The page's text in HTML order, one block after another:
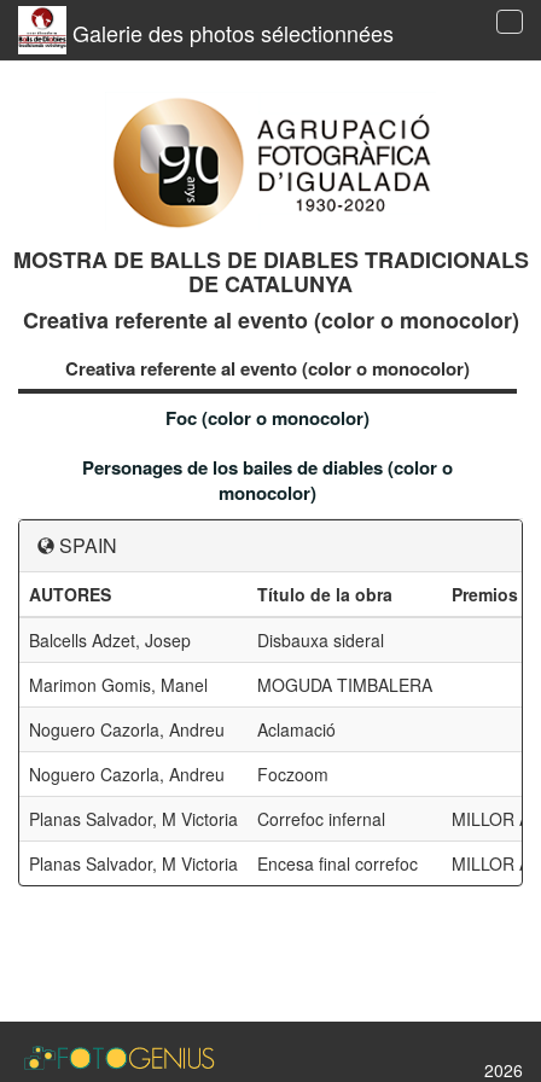
Galerie des photos sélectionnées
MOSTRA DE BALLS DE DIABLES TRADICIONALS
DE CATALUNYA
Creativa referente al evento (color o monocolor)
Creativa referente al evento (color o monocolor)
Foc (color o monocolor)
Personages de los bailes de diables (color o
monocolor)
SPAIN
AUTORES Título de la obra
Premios
Balcells Adzet, Josep
Disbauxa sideral
Marimon Gomis, Manel
MOGUDA TIMBALERA
Noguero Cazorla, Andreu
Aclamació
Noguero Cazorla, Andreu
Foczoom
Planas Salvador, M Victoria
Correfoc infernal
MILLOR
Planas Salvador, M Victoria
Encesa final correfoc MILLOR
2026